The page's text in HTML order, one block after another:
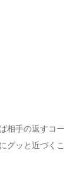
相手の返すコー
グッと近づくこ